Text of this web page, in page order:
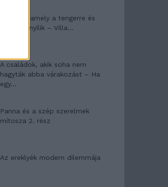
Egy ház, amely a tengerre és
a fényre nyílik – Villa...
A családok, akik soha nem
hagyták abba várakozást – Ha
egy...
Panna és a szép szerelmek
mítosza 2. rész
Az ereklyék modern dilemmája